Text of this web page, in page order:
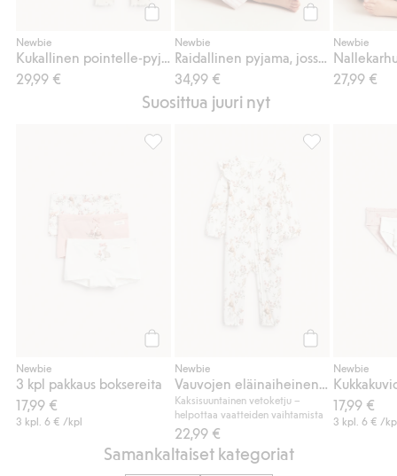
Newbie
29,99 €
Newbie
34,99 €
Newbie
27,99 €
Suosittua juuri nyt
Newbie
3 kpl pakkaus boksereita
17,99 €
3 kpl. 6 € /kpl
Newbie
Kaksisuuntainen vetoketju –
helpottaa vaatteiden vaihtamista
22,99 €
Newbie
17,99 €
3 kpl.6 € /
Samankaltaiset kategoriat